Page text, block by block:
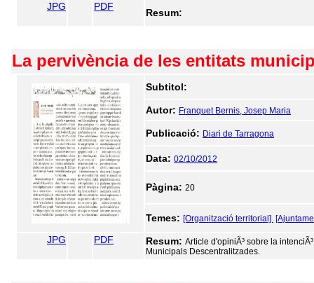
JPG PDF
Resum:
La pervivència de les entitats
Subtitol:
Autor: Franquet Bernis, Josep Maria
Publicació: Diari de Tarragona
Data: 02/10/2012
Pàgina: 20
Temes: [Organització territorial]
JPG PDF Resum: Article d'opiniÃ³ sobre la
Municipals Descentralitzades.